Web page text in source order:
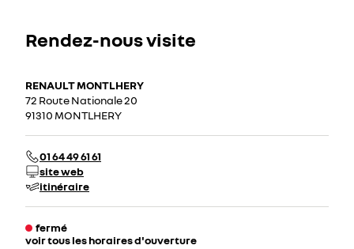
Rendez-nous visite
RENAULT MONTLHERY
72 Route Nationale 20
91310 MONTLHERY
01 64 49 61 61
site web
itinéraire
fermé
voir tous les horaires d'ouverture